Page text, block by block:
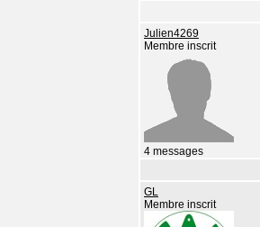
Julien4269
Membre inscrit
4 messages
GL
Membre inscrit